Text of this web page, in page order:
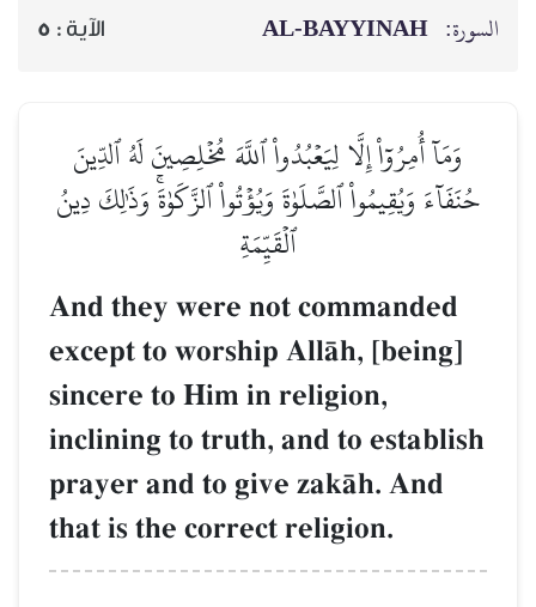
السورة: AL‑BAYYINAH الآية : 5
وَمَآ أُمِرُوٓاْ إِلَّا لِيَعۡبُدُواْ ٱللَّهَ مُخۡلِصِينَ لَهُ ٱلدِّينَ
حُنَفَآءَ وَيُقِيمُواْ ٱلصَّلَوٰةَ وَيُؤۡتُواْ ٱلزَّكَوٰةَۚ وَذَٰلِكَ دِينُ
ٱلۡقَيِّمَةِ
And they were not commanded
except to worship AllŒh, [being]
sincere to Him in religion,
inclining to truth, and to establish
prayer and to give zakŒh. And
that is the correct religion.